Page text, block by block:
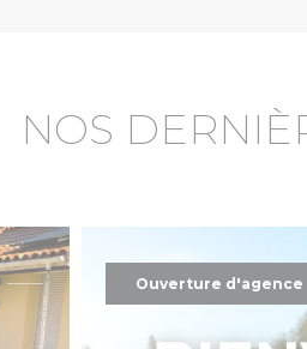
NOS
Ouverture d'agence